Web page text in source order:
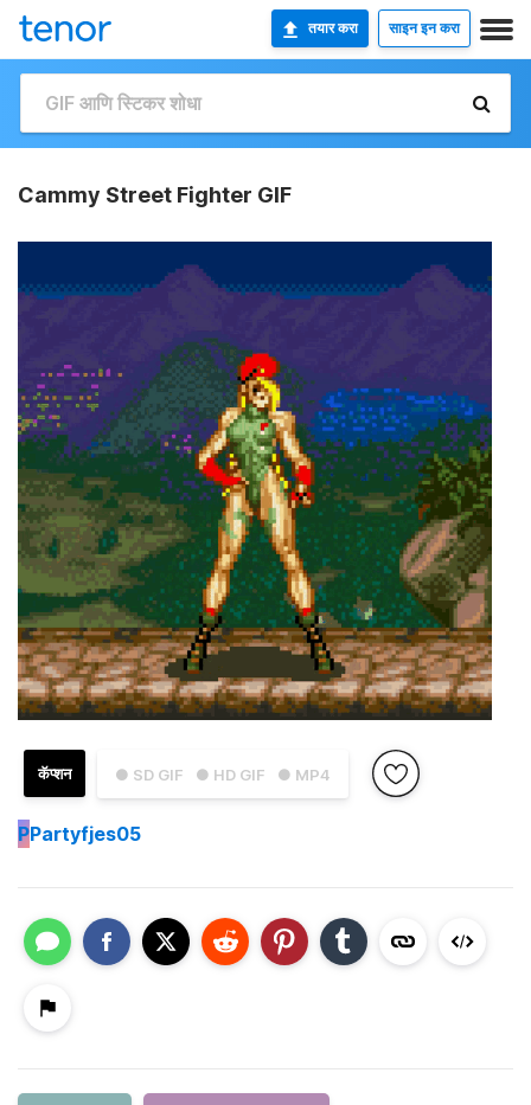
तयार करा साइन इन करा
Cammy Street Fighter GIF
● SD GIF ● HD GIF ● MP4
कॅप्शन
PPartyfjes05